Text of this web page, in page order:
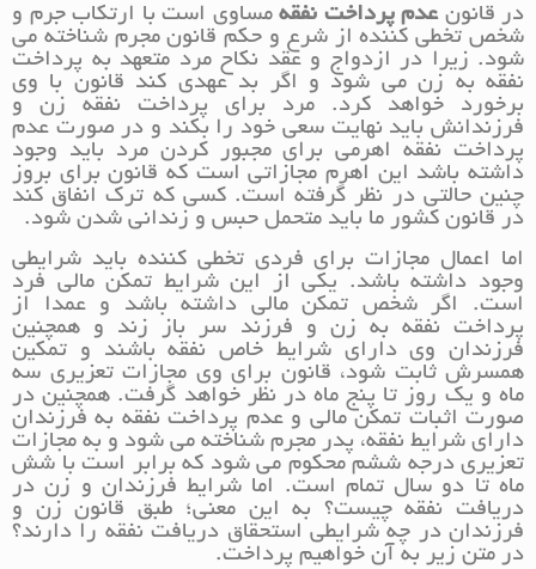
در قانونعدم پرداخت نفقه مساوی است با ارتکاب جرم و
شخص تخطی کننده از شرع و حکم قانون مجرم شناخته می
شود. زیرا در ازدواج و عقد نکاح مرد متعهد به پرداخت
نفقه به زن می شود و اگر بد عهدی کند قانون با وی
برخورد خواهد کرد. مرد برای پرداخت نفقه زن و
فرزندانش باید نهایت سعی خود را بکند و در صورت عدم
پرداخت نفقه اهرمی برای مجبور کردن مرد باید وجود
داشته باشد این اهرم مجازاتی است که قانون برای بروز
چنین حالتی در نظر گرفته است. کسی که ترک انفاق کند
در قانون کشور ما باید متحمل حبس و زندانی شدن شود.
اما اعمال مجازات برای فردی تخطی کننده باید شرایطی
وجود داشته باشد. یکی از این شرایط تمکن مالی فرد
است. اگر شخص تمکن مالی داشته باشد و عمدا از
پرداخت نفقه به زن و فرزند سر باز زند و همچنین
فرزندان وی دارای شرایط خاص نفقه باشند و تمکین
همسرش ثابت شود، قانون برای وی مجازات تعزیری سه
ماه و یک روز تا پنج ماه در نظر خواهد گرفت. همچنین در
صورت اثبات تمکن مالی و عدم پرداخت نفقه به فرزندان
دارای شرایط نفقه، پدر مجرم شناخته می شود و به مجازات
تعزیری درجه ششم محکوم می شود که برابر است با شش
ماه تا دو سال تمام است. اما شرایط فرزندان و زن در
دریافت نفقه چیست؟ به این معنی؛ طبق قانون زن و
فرزندان در چه شرایطی استحقاق دریافت نفقه را دارند؟
در متن زیر به آن خواهیم پرداخت.